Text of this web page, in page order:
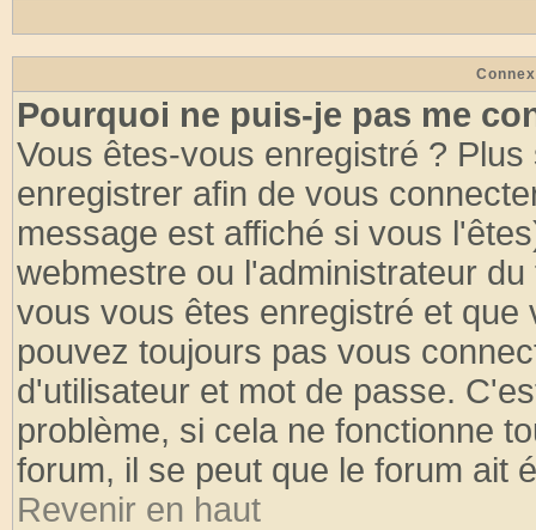
Pourquoi ne puis-je pas me
Vous êtes-vous enregistré ?
enregistrer afin de vous
message est affiché si vous
webmestre ou l'administrateur
vous vous êtes enregistré et
pouvez toujours pas vous
d'utilisateur et mot de passe.
problème, si cela ne fonctionne
forum, il se peut que le forum ait
Revenir en haut